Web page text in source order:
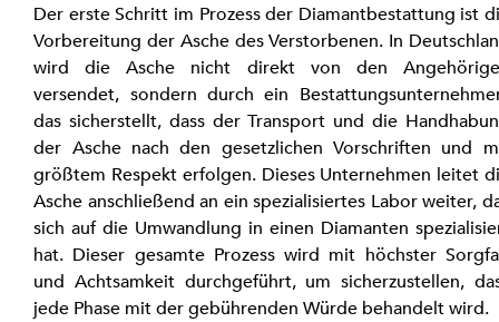
Der erste Schritt im Prozess der Diamantbestattung ist
Vorbereitung der Asche des Verstorbenen. In
wird die Asche nicht direkt von den
versendet, sondern durch ein
das sicherstellt, dass der Transport und die
der Asche nach den gesetzlichen Vorschriften und
größtem Respekt erfolgen. Dieses Unternehmen leitet
Asche anschließend an ein spezialisiertes Labor weiter,
sich auf die Umwandlung in einen Diamanten
hat. Dieser gesamte Prozess wird mit höchster
und Achtsamkeit durchgeführt, um sicherzustellen,
jede Phase mit der gebührenden Würde behandelt wird.